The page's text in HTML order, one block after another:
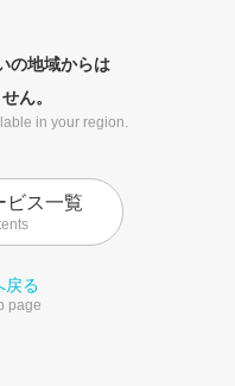
の地域からは
ん。
in your region.
ビス一覧
戻る
page